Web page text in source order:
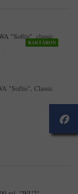
RAKTÁRON
"Softis", Classic